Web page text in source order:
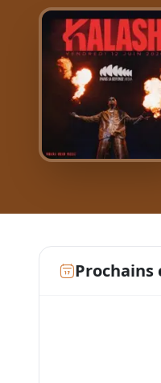
Prochains